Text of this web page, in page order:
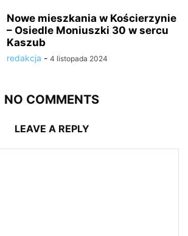
Nowe mieszkania w Kościerzynie
– Osiedle Moniuszki 30 w sercu
Kaszub
redakcja - 4 listopada 2024
NO COMMENTS
LEAVE A REPLY